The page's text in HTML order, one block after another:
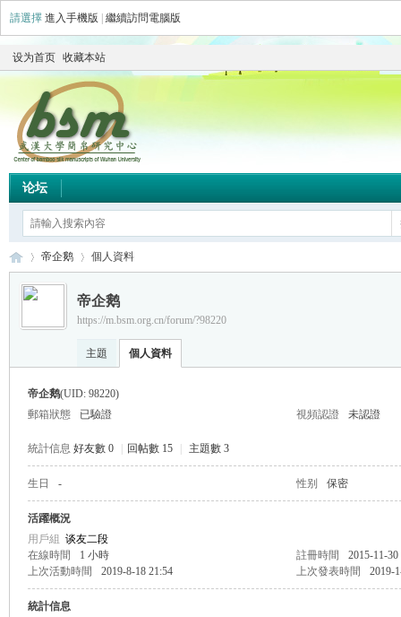
請選擇 進入手機版 繼續訪問電腦版
设为首页 收藏本站
论坛
›
帝企鹅 個人資料
帝企鹅
https://m.bsm.org.cn/forum/?98220
主題 個人資料
帝企鹅(UID: 98220)
郵箱狀態
已驗證 視頻認證 未認證
統計信息 好友數 0 回帖數 15 主題數 3
生日 - 性别 保密
活躍概況
用戶組 谈友二段
在線時間
1 小時 註冊時間
2015-11-30
上次活動時間
2019-8-18 21:54 上次發表時間 2019-
統計信息